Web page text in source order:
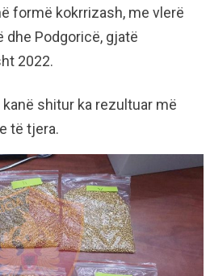
formë kokrrizash, me vlerë
dhe Podgoricë, gjatë
2022.
shitur ka rezultuar më
të tjera.